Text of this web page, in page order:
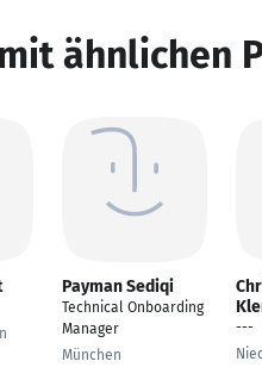
ähnlichen
Payman Sediqi
Technical Onboarding
Manager
München
---